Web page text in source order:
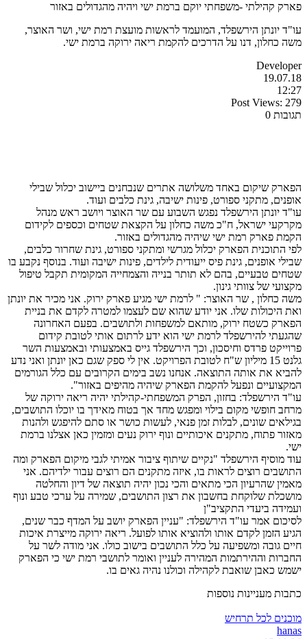
פארק קהילתי -משפחתי יוקם ברמת ישי ויהיה מהגדולים באזור
עו"ד יונתן הירשפלד, המועמד לראשות מועצת רמת ישי, ושר האוצר,
משה כחלון, דנו על הדרכים להקמת ריאה ירוקה ברמת ישי.
Developer
19.07.18
12:27
Post Views: 279
תגובות 0
הפארק שיקום באחד משלושה אתרים שנבחנים ביישוב יכלול שבילי
אופנים, מתקני ספורט, פינות ישיבה, גינת כלבים ועוד.
עו"ד יונתן הירשפלד נפגש השבוע עם שר האוצר ויושב ראש מנהל
מקרקעי ישראל, ח"כ משה כחלון על הקצאת שטחים וכספים לקידום
הקמת פארק רמת ישי שיהיה מהגדולים באזור.
לפי התוכנית הפארק יכלול מגרשי ומתקני ספורט, גינת שחרור כלבים,
שבילי אופנים, גינת פיס ייעודית לילדים, פינות ישיבה ועוד. בנוסף נקבע בו
שטחים טבעיים, בהם לא תותר בנייה והצמחייה המקומית תקבל טיפול
מקצועי של צוותי גינון.
משה כחלון , שר האוצר: " לרמת ישי מגיע פארק ירוק. אני מכיר את יונתן
ואת היכולות שלו. אני יודע שהוא שם לעצמו למטרה לקדם את בניית
הפארק כשטח ירוק, מותאם למשפחות ולתושבים. בפעם האחרונה
שהגעתי להירשפלד לרמת ישי הוא ידע לרתום אותי לטובת קידום
פרוייקט פרדס וחיסכון, וכך הירשפלד גייס באמצעותי ובאמצעות השר
גלנט 15 מיליון ש"ח לטובת הפרויקט. אין לי ספק שגם כאן יונתן ואני נדע
להביא את אותה התוצאה. אנחנו נשב בימים הקרובים עם כלל הגורמים
המקצועיים ונפעל להקמת הפארק שיהיה מהיפים באזור".
עו"ד הירשפלד: בחזון, הפרק המשפחתי-קהילתי יהיה ריאה ירוקה של
מרחב חופשי מקום בילוי ומפגש מחד אך בטוח מאידך בו יוכלו התושבים,
בגילאים שונים, לבלות זמן פנאי, לעשות כושר או סתם להיפגש ולהנות
מאזור פתוח, מתקנים איכותיים ונוף ירוק נעים ומזמין כאן אצלנו ברמת
ישי.
עוד מוסיף הירשפלד "נקיים שיתוף ציבור אמיתי לגבי מיקום הפארק ומה
התושבים רוצים לראות בו, איזה מתקנים הם רוצים עבור ילדיהם. אני
מאמין שהרעיון הכי מתאים והכי נכון יהיה תוצאה של דיון והחלטה
מושכלת שלוקחת בחשבון את רצון התושבים, שמירה על ערכי טבע ונוף
ועמידה ביעדי התקציב"ן
לסיכום אמר עו"ד הירשפלד: "עניין הפארק יושב על המדף כבר שנים,
הגיע הזמן לקדם אותו ולהוציא אותו לפועל. ריאה ירוקה מייצרת איכות
חיים גובה ומשפיעה על כלל התושבים בישוב כולו. אני מודה לשר על
החברות וההירתמות המהירה לעניין ואומר לתושבי רמת ישי כי הפארק
ישמש כאבן שואבת לקהילה וכולנו נהיה גאים בו.
כתבות מעניינות נוספות
מוכנים לכל תרחיש
hanas